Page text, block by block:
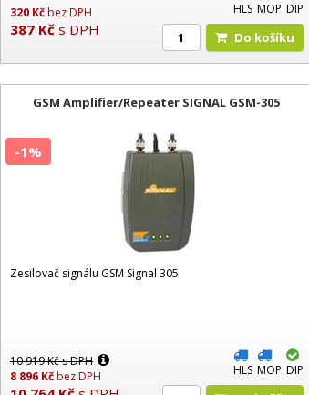
320 Kčbez DPH
387 Kč s DPH
HLS MOP DIP
Do košíku
GSM Amplifier/Repeater SIGNAL GSM-305
Zesilovač signálu GSM Signal 305
10 919Kčs DPH
8 896 Kčbez DPH
-1%
HLS MOP DIP